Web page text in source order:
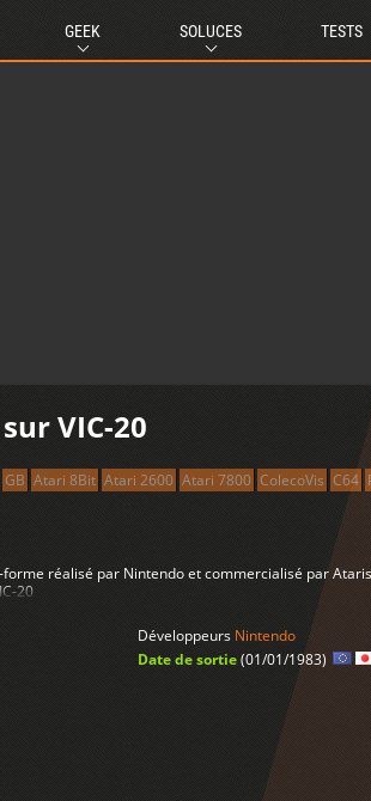
GEEK SOLUCES TESTS
VIC-20
GB Atari 8Bit Atari 2600 Atari 7800 ColecoVis C64
réalisé par Nintendo et commercialisé par
20
Développeurs Nintendo
Date de sortie(01/01/1983)